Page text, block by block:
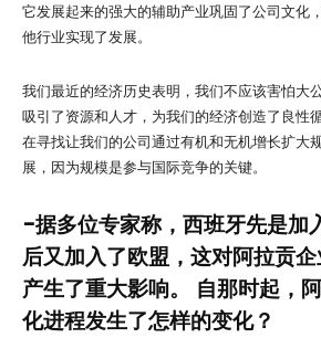
它发展起来的强大的辅助产业巩固了公司文化
他行业实现了发展。
我们最近的经济历史表明，我们不应该害怕大
吸引了资源和人才，为我们的经济创造了良性
在寻找让我们的公司通过有机和无机增长扩大
展，因为规模是参与国际竞争的关键。
-据多位专家称，西班牙先是加
后又加入了欧盟，这对阿拉贡
产生了重大影响。 自那时起，
化进程发生了怎样的变化？